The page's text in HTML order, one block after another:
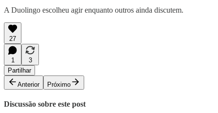
A Duolingo escolheu agir enquanto outros ainda discutem.
27
1
3
Partilhar
Anterior
Próximo
Discussão sobre este post